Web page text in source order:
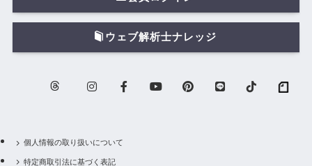
ウェブ解析士ナレッジ
個人情報の取り扱いについて
特定商取引法に基づく表記